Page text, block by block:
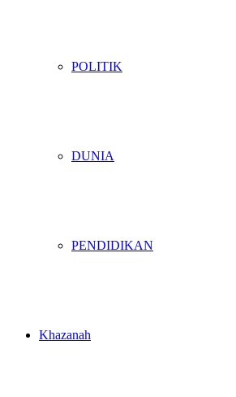
POLITIK
DUNIA
PENDIDIKAN
Khazanah